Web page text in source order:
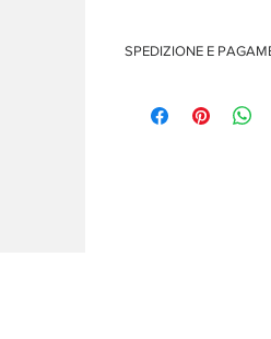
SPEDIZIONE E
Pagamenti sicuri con